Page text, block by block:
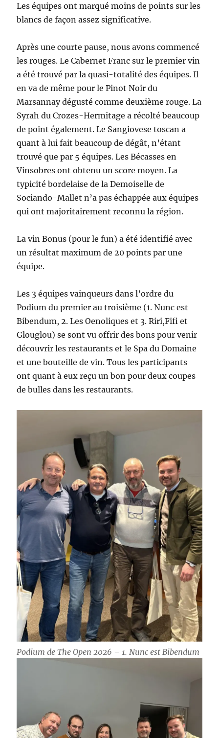
Les équipes ont marqué moins de points sur les
blancs de façon assez significative.
Après une courte pause, nous avons commencé
les rouges. Le Cabernet Franc sur le premier vin
a été trouvé par la quasi-totalité des équipes. Il
en va de même pour le Pinot Noir du
Marsannay dégusté comme deuxième rouge. La
Syrah du Crozes-Hermitage a récolté beaucoup
de point également. Le Sangiovese toscan a
quant à lui fait beaucoup de dégât, n’étant
trouvé que par 5 équipes. Les Bécasses en
Vinsobres ont obtenu un score moyen. La
typicité bordelaise de la Demoiselle de
Sociando-Mallet n’a pas échappée aux équipes
qui ont majoritairement reconnu la région.
La vin Bonus (pour le fun) a été identifié avec
un résultat maximum de 20 points par une
équipe.
Les 3 équipes vainqueurs dans l’ordre du
Podium du premier au troisième (1. Nunc est
Bibendum, 2. Les Oenoliques et 3. Riri,Fifi et
Glouglou) se sont vu offrir des bons pour venir
découvrir les restaurants et le Spa du Domaine
et une bouteille de vin. Tous les participants
ont quant à eux reçu un bon pour deux coupes
de bulles dans les restaurants.
Podium de The Open 2026 – 1. Nunc est Bibendum